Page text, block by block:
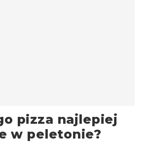
pizza najlepiej
w peletonie?